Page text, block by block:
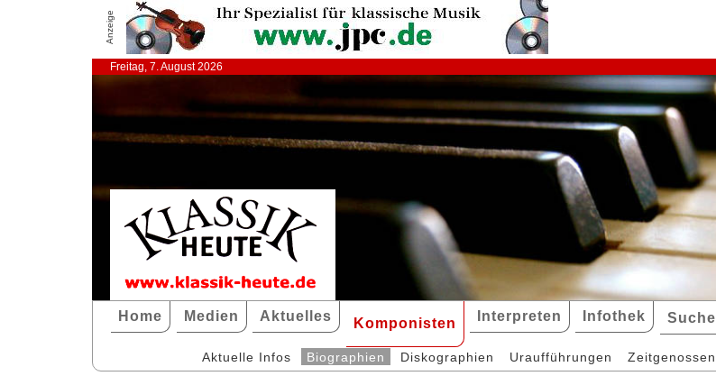
Anzeige
Freitag, 7. August 2026
Home Medien Aktuelles Komponisten Interpreten Infothek Suche
Aktuelle Infos Biographien Diskographien Uraufführungen Zeitgenossen